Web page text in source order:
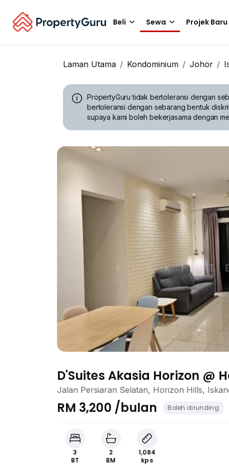
Beli Sewa Projek Baru
Laman Utama Kondominium Johor
PropertyGuru tidak bertoleransi dengan
bertoleransi dengan sebarang bentuk
supaya kami boleh bekerjasama dengan
D'Suites Akasia Horizon @
Jalan Persiaran Selatan, Horizon Hills,
RM 3,200 /bulan Boleh dirunding
3
BT
2
BM
1,084
kps